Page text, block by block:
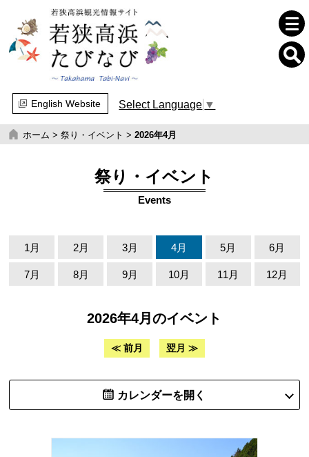
English Website Select Language ▼
ホーム >祭り・イベント >2026年4月
祭り・イベント
Events
1月 2月 3月 4月 5月 6月
7月 8月 9月 10月 11月 12月
2026年4月のイベント
≪ 前月 翌月 ≫
カレンダーを開く